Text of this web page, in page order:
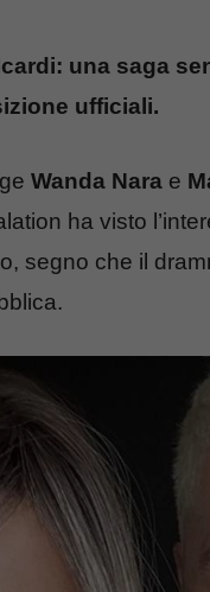
una saga
ufficiali.
Wanda Nara e
ha visto
segno che il